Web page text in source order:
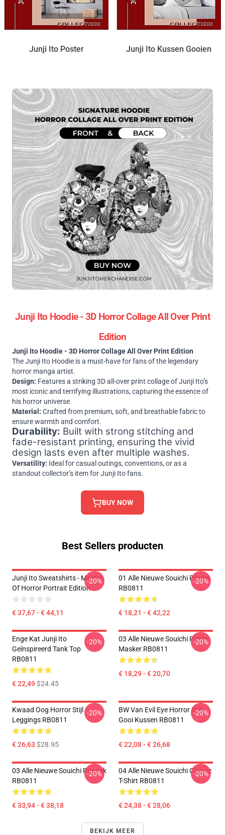
Junji Ito Poster Junji Ito Kussen Gooien
Junji Ito Hoodie - 3D Horror Collage All Over Print
Edition
Junji Ito Hoodie - 3D Horror Collage All Over Print Edition
The Junji Ito Hoodie is a must-have for fans of the legendary
horror manga artist.
Design: Features a striking 3D all-over print collage of Junji Ito’s
most iconic and terrifying illustrations, capturing the essence of
his horror universe.
Material: Crafted from premium, soft, and breathable fabric to
ensure warmth and comfort.
Durability: Built with strong stitching and
fade-resistant printing, ensuring the vivid
design lasts even after multiple washes.
Versatility: Ideal for casual outings, conventions, or as a
standout collector’s item for Junji Ito fans.
BUY NOW
Best Sellers producten
Junji Ito Sweatshirts - Master
Of Horror Portrait Edition
€ 37,67 - € 44,11
-20%
01 Alle Nieuwe Souichi Poster
RB0811
€ 18,21 - € 42,22
-20%
Enge Kat Junji Ito
Geïnspireerd Tank Top
RB0811
€ 22,49$24.45
-20%
03 Alle Nieuwe Souichi Platte
Masker RB0811
€ 18,29 - € 20,70
-20%
Kwaad Oog Horror Stijl
Leggings RB0811
€ 26,63 $28.95
-20%
BW Van Evil Eye Horror Stijl
Gooi Kussen RB0811
€ 22,08 - € 26,68
-20%
03 Alle Nieuwe Souichi Rugzak
RB0811
€ 33,94 - € 38,18
-20%
04 Alle Nieuwe Souichi Classic
T-Shirt RB0811
€ 24,38 - € 28,06
-20%
BEKIJK MEER